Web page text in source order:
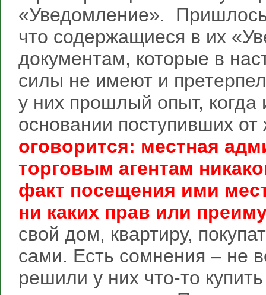
«Уведомление». Пришлось
что содержащиеся в их
документам, которые в
силы не имеют и
у них прошлый опыт,
основании поступивших
оговорится: местная
торговым агентам
факт посещения ими
ни каких прав или
свой дом, квартиру,
сами. Есть сомнения – не
решили у них что-то